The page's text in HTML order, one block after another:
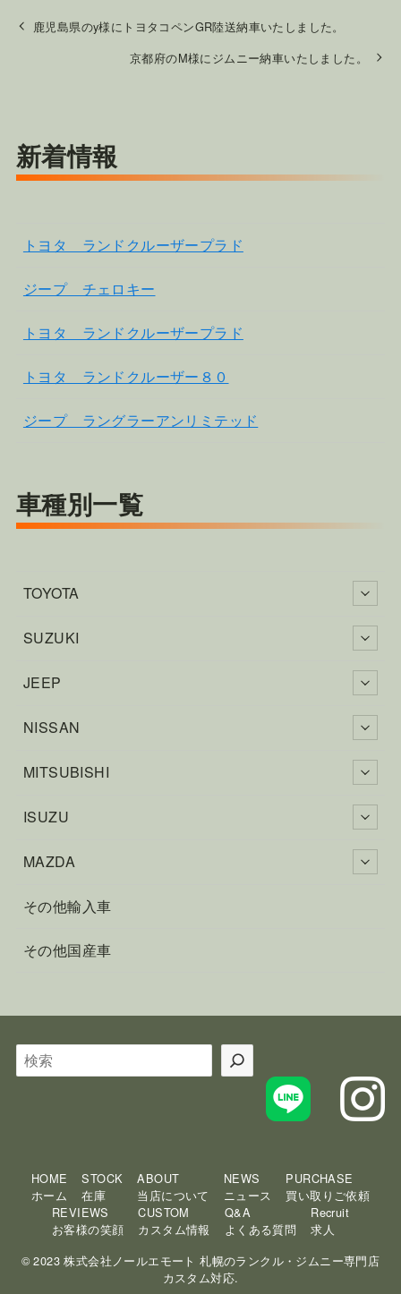
鹿児島県のy様にトヨタコペンGR陸送納車いたしました。
京都府のM様にジムニー納車いたしました。
新着情報
トヨタ ランドクルーザープラド
ジープ チェロキー
トヨタ ランドクルーザープラド
トヨタ ランドクルーザー８０
ジープ ラングラーアンリミテッド
車種別一覧
TOYOTA
SUZUKI
JEEP
NISSAN
MITSUBISHI
ISUZU
MAZDA
その他輸入車
その他国産車
検
索
HOME
ホーム
STOCK
在庫
ABOUT
当店について
NEWS
ニュース
PURCHASE
買い取りご依頼
REVIEWS
お客様の笑顔
CUSTOM
カスタム情報
Q&A
よくある質問
Recruit
求人
© 2023 株式会社ノールエモート 札幌のランクル・ジムニー専門店
カスタム対応.